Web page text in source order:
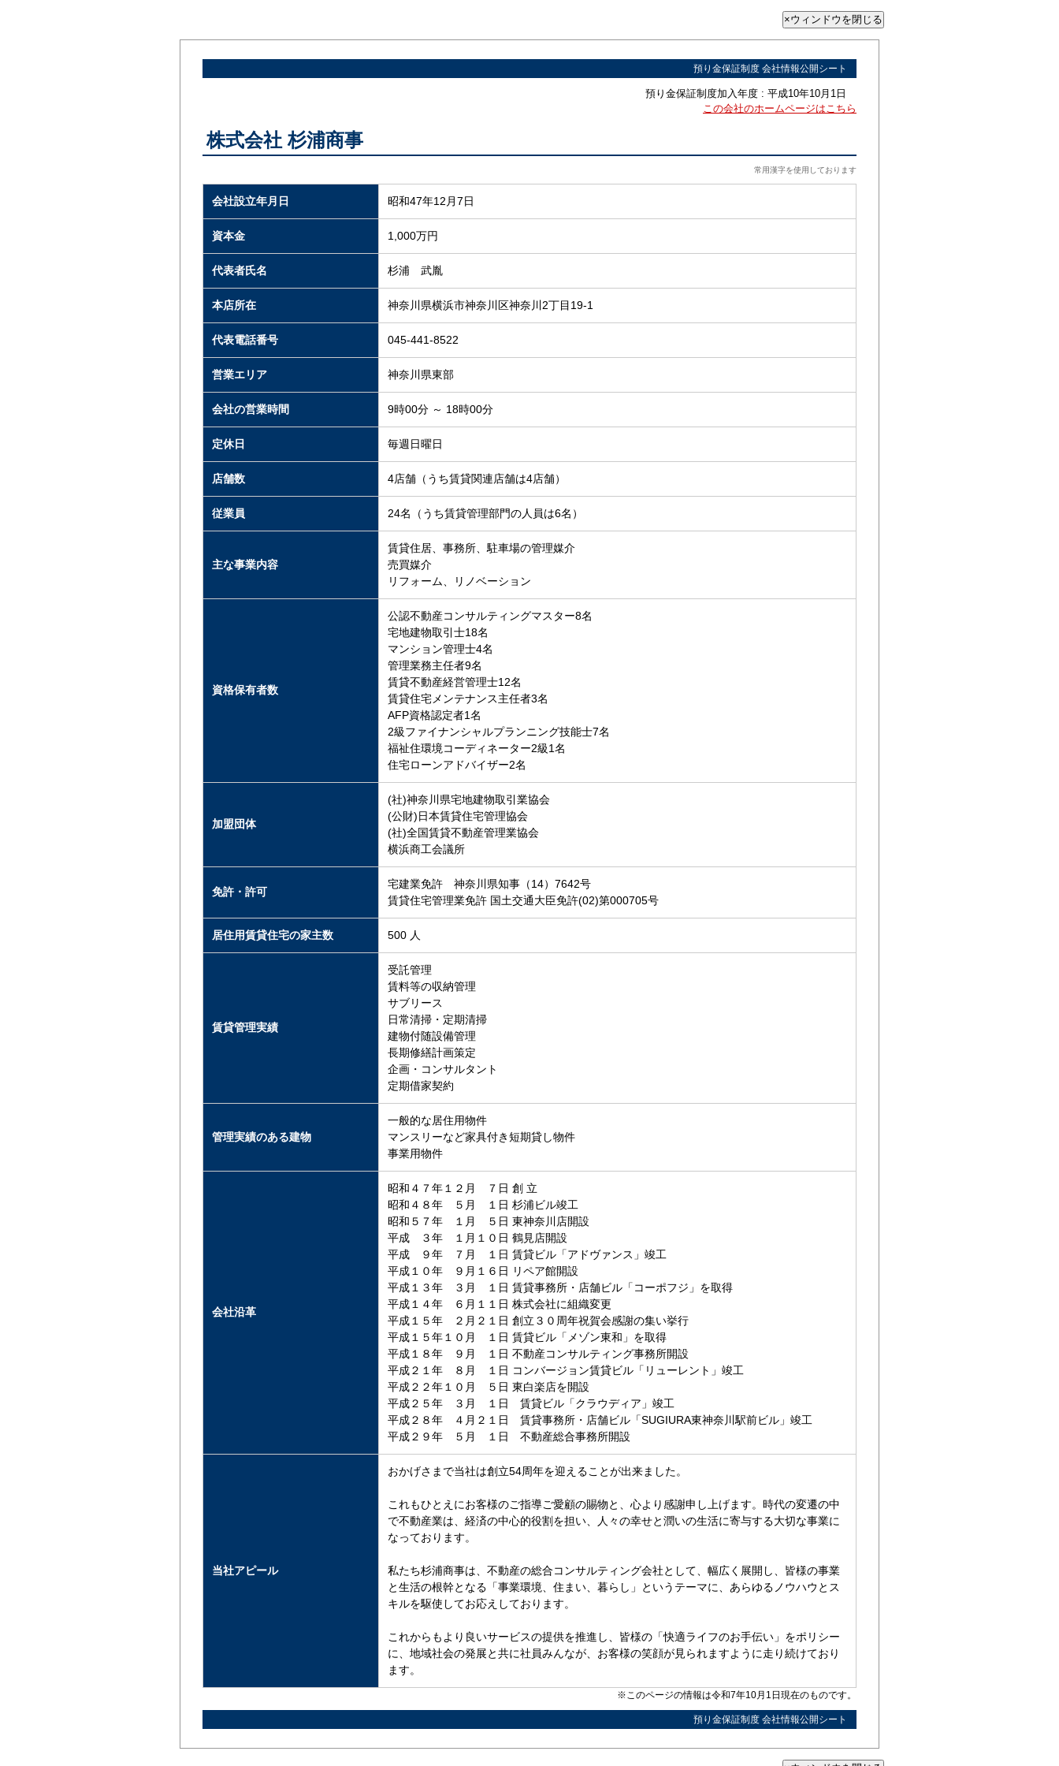
預り金保証制度 会社情報公開シート
預り金保証制度加入年度 : 平成10年10月1日
この会社のホームページはこちら
株式会社 杉浦商事
常用漢字を使用しております
会社設立年月日 昭和47年12月7日
資本金 1,000万円
代表者氏名 杉浦 武胤
本店所在 神奈川県横浜市神奈川区神奈川2丁目19-1
代表電話番号 045-441-8522
営業エリア 神奈川県東部
会社の営業時間 9時00分 ～ 18時00分
定休日 毎週日曜日
店舗数 4店舗（うち賃貸関連店舗は4店舗）
従業員 24名（うち賃貸管理部門の人員は6名）
主な事業内容
賃貸住居、事務所、駐車場の管理媒介
売買媒介
リフォーム、リノベーション
資格保有者数
公認不動産コンサルティングマスター8名
宅地建物取引士18名
マンション管理士4名
管理業務主任者9名
賃貸不動産経営管理士12名
賃貸住宅メンテナンス主任者3名
AFP資格認定者1名
2級ファイナンシャルプランニング技能士7名
福祉住環境コーディネーター2級1名
住宅ローンアドバイザー2名
加盟団体
(社)神奈川県宅地建物取引業協会
(公財)日本賃貸住宅管理協会
(社)全国賃貸不動産管理業協会
横浜商工会議所
免許・許可
宅建業免許 神奈川県知事（14）7642号
賃貸住宅管理業免許 国土交通大臣免許(02)第000705号
居住用賃貸住宅の家主数 500 人
賃貸管理実績
受託管理
賃料等の収納管理
サブリース
日常清掃・定期清掃
建物付随設備管理
長期修繕計画策定
企画・コンサルタント
定期借家契約
管理実績のある建物
一般的な居住用物件
マンスリーなど家具付き短期貸し物件
事業用物件
会社沿革
昭和４７年１２月 ７日 創 立
昭和４８年 ５月 １日 杉浦ビル竣工
昭和５７年 １月 ５日 東神奈川店開設
平成 ３年 １月１０日 鶴見店開設
平成 ９年 ７月 １日 賃貸ビル「アドヴァンス」竣工
平成１０年 ９月１６日 リペア館開設
平成１３年 ３月 １日 賃貸事務所・店舗ビル「コーポフジ」を取得
平成１４年 ６月１１日 株式会社に組織変更
平成１５年 ２月２１日 創立３０周年祝賀会感謝の集い挙行
平成１５年１０月 １日 賃貸ビル「メゾン東和」を取得
平成１８年 ９月 １日 不動産コンサルティング事務所開設
平成２１年 ８月 １日 コンバージョン賃貸ビル「リューレント」竣工
平成２２年１０月 ５日 東白楽店を開設
平成２５年 ３月 １日 賃貸ビル「クラウディア」竣工
平成２８年 ４月２１日 賃貸事務所・店舗ビル「SUGIURA東神奈川駅前ビル」竣工
平成２９年 ５月 １日 不動産総合事務所開設
当社アピール
おかげさまで当社は創立54周年を迎えることが出来ました。
これもひとえにお客様のご指導ご愛顧の賜物と、心より感謝申し上げます。時代の変遷の中
で不動産業は、経済の中心的役割を担い、人々の幸せと潤いの生活に寄与する大切な事業に
なっております。
私たち杉浦商事は、不動産の総合コンサルティング会社として、幅広く展開し、皆様の事業
と生活の根幹となる「事業環境、住まい、暮らし」というテーマに、あらゆるノウハウとス
キルを駆使してお応えしております。
これからもより良いサービスの提供を推進し、皆様の「快適ライフのお手伝い」をポリシー
に、地域社会の発展と共に社員みんなが、お客様の笑顔が見られますように走り続けており
ます。
※このページの情報は令和7年10月1日現在のものです。
預り金保証制度 会社情報公開シート